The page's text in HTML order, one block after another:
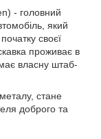
- головний
який
своєї
проживає в
власну штаб-
стане
доброго та